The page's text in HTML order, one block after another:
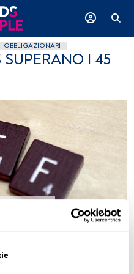
OBBLIGAZIONARI
SUPERANO I 45